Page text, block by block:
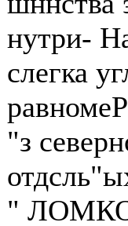
нутри-
слегка
"з
"